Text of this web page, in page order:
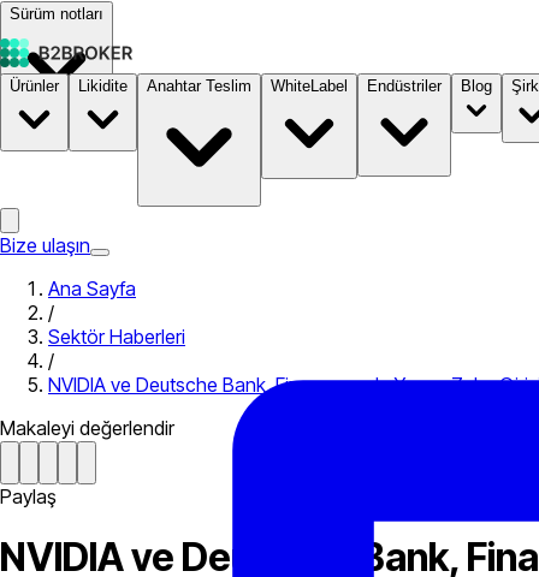
Sürüm notları
Dokümantasyon Fiyatlandırma B2STORE
Ürünler Likidite Anahtar Teslim WhiteLabel Endüstriler Blog
Bize ulaşın
Ana Sayfa
/
Sektör Haberleri
/
NVIDIA ve Deutsche Bank, Finansmanda Yapay Zeka
Makaleyi değerlendir
Paylaş
NVIDIA ve Deutsche Bank,